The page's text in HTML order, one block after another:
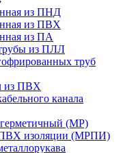
из ПНД
из ПВХ
из ПА
из ПЛЛ
труб
из ПВХ
канала
(МР)
ПВХ изоляции (МРПИ)